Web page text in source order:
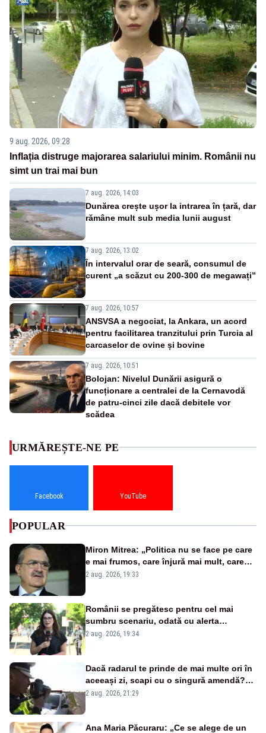
9 aug. 2026, 09:28
Inflația distruge majorarea salariului minim. Românii nu
simt un trai mai bun
7 aug. 2026, 14:03
Dunărea crește ușor la intrarea în țară, dar
rămâne mult sub media lunii august
7 aug. 2026, 13:02
În intervalul orar de seară, consumul de
curent „a scăzut cu 200-300 de megawați”
7 aug. 2026, 10:57
ANSVSA a negociat, la Ankara, un acord
pentru facilitarea tranzitului prin Turcia al
carcaselor de ovine și bovine
7 aug. 2026, 10:51
Bolojan: Nivelul Dunării asigură o
funcționare a centralei de la Cernavodă
de patru-cinci zile dacă debitele vor
scădea
URMĂREȘTE-NE PE
Facebook YouTube
POPULAR
Miron Mitrea: „Politica nu se face pe care
e mai frumos, care înjură mai mult, care
țipă mai tare, ci pe proiecte”
2 aug. 2026, 19:33
Românii se pregătesc pentru cel mai
sumbru scenariu, odată cu alerta
energetică
2 aug. 2026, 19:34
Dacă radarul te prinde de mai multe ori în
aceeași zi, scapi cu o singură amendă?
Ce spune legea
2 aug. 2026, 21:29
Ana Maria Păcuraru: „Ce se alege de un